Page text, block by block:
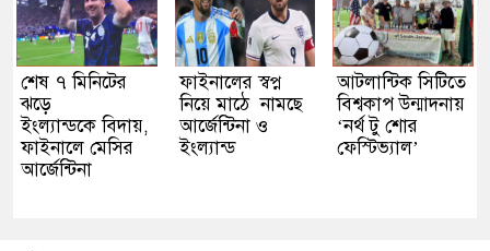
শেষ ৭ মিনিটের
ঝড়ে
ইংল্যান্ডকে বিদায়,
ফাইনালে মেসির
আর্জেন্টিনা
ফাইনালের স্বপ্ন
নিয়ে মাঠে নামছে
আর্জেন্টিনা ও
ইংল্যান্ড
আটলান্টিক সিটিতে
বিশ্বকাপ উন্মাদনায়
‘নর্থ টু শোর
ফেস্টিভ্যাল’